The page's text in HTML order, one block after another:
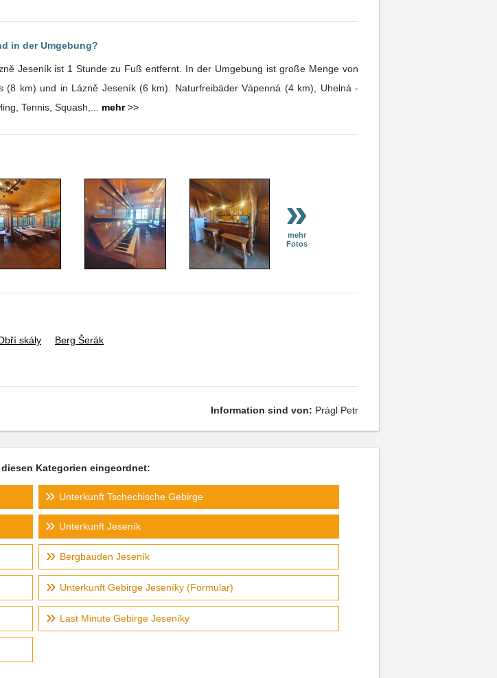
in der Umgebung?
Jeseník ist 1 Stunde zu Fuß entfernt. In der Umgebung ist große Menge von
(8 km) und in Lázně Jeseník (6 km). Naturfreibäder Vápenná (4 km), Uhelná -
Tennis, Squash,... mehr>>
»
mehr
Fotos
skály
Berg Šerák
Information sind von: Prágl Petr
Kategorien eingeordnet:
Unterkunft Tschechische Gebirge
Unterkunft Jeseník
Bergbauden Jeseník
Unterkunft Gebirge Jeseníky (Formular)
Last Minute Gebirge Jeseníky